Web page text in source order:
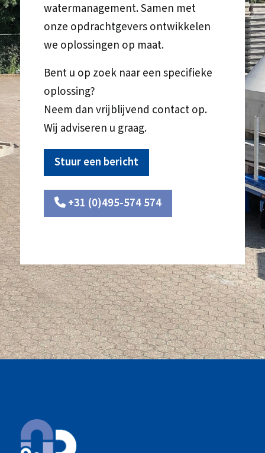
watermanagement. Samen met
onze opdrachtgevers ontwikkelen
we oplossingen op maat.
Bent u op zoek naar een specifieke
oplossing?
Neem dan vrijblijvend contact op.
Wij adviseren u graag.
Stuur een bericht
+31 (0)495-574 574